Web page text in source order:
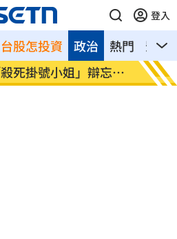
登入
台股怎投資 熱門 影音
政治
死掛號小姐」辯忘吃
晚飯